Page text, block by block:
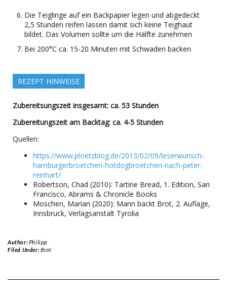
Die Teiglinge auf ein Backpapier legen und abgedeckt
2,5 Stunden reifen lassen damit sich keine Teighaut
bildet. Das Volumen sollte um die Hälfte zunehmen
Bei 200°C ca. 15-20 Minuten mit Schwaden backen
REZEPT HINWEISE
Zubereitsungszeit insgesamt: ca. 53 Stunden
Zubereitungszeit am Backtag: ca. 4-5 Stunden
Quellen:
https://www.ploetzblog.de/2013/02/09/leserwunsch-
hamburgerbroetchen-hotdogbroetchen-nach-peter-
reinhart/
Robertson, Chad (2010): Tartine Bread, 1. Edition, San
Francisco, Abrams & Chronicle Books
Moschen, Marian (2020): Mann backt Brot, 2. Auflage,
Innsbruck, Verlagsanstalt Tyrolia
Author:Philipp
Filed Under:Brot